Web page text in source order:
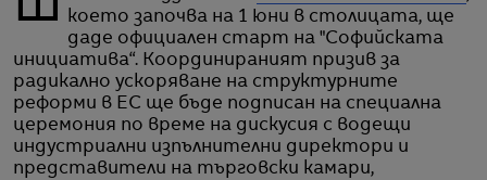
което започва на 1 юни в столицата, ще
даде официален старт на "Софийската
инициатива“. Координираният призив за
радикално ускоряване на структурните
реформи в ЕС ще бъде подписан на специална
церемония по време на дискусия с водещи
индустриални изпълнителни директори и
представители на търговски камари,